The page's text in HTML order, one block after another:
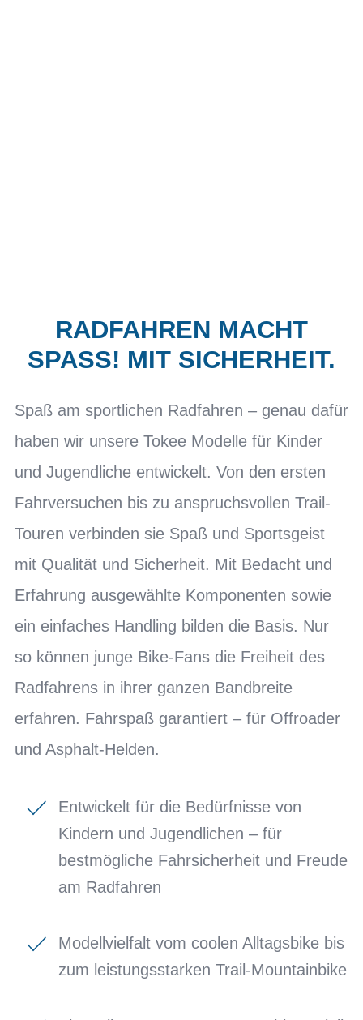
RADFAHREN MACHT
SPASS! MIT SICHERHEIT.
Spaß am sportlichen Radfahren – genau dafür
haben wir unsere Tokee Modelle für Kinder
und Jugendliche entwickelt. Von den ersten
Fahrversuchen bis zu anspruchsvollen Trail-
Touren verbinden sie Spaß und Sportsgeist
mit Qualität und Sicherheit. Mit Bedacht und
Erfahrung ausgewählte Komponenten sowie
ein einfaches Handling bilden die Basis. Nur
so können junge Bike-Fans die Freiheit des
Radfahrens in ihrer ganzen Bandbreite
erfahren. Fahrspaß garantiert – für Offroader
und Asphalt-Helden.
Entwickelt für die Bedürfnisse von
Kindern und Jugendlichen – für
bestmögliche Fahrsicherheit und Freude
am Radfahren
Modellvielfalt vom coolen Alltagsbike bis
zum leistungsstarken Trail-Mountainbike